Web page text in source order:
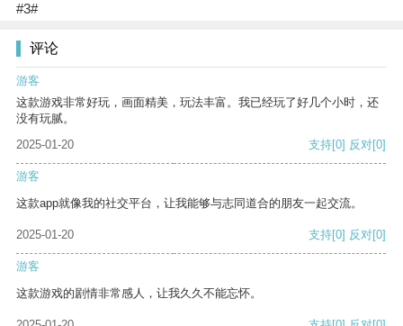
#3#
评论
游客
这款游戏非常好玩，画面精美，玩法丰富。我已经玩了好几个小时，还
没有玩腻。
2025-01-20
支持[0] 反对[0]
游客
这款app就像我的社交平台，让我能够与志同道合的朋友一起交流。
2025-01-20 支持[0] 反对[0]
游客
这款游戏的剧情非常感人，让我久久不能忘怀。